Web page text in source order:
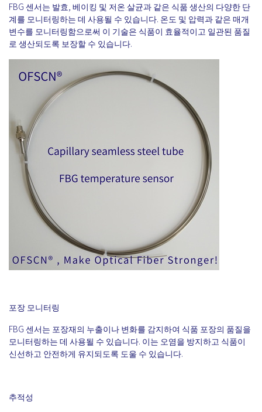
FBG 센서는 발효, 베이킹 및 저온 살균과 같은 식품 생산의 다양한 단
계를 모니터링하는 데 사용될 수 있습니다. 온도 및 압력과 같은 매개
변수를 모니터링함으로써 이 기술은 식품이 효율적이고 일관된 품질
로 생산되도록 보장할 수 있습니다.
포장 모니터링
FBG 센서는 포장재의 누출이나 변화를 감지하여 식품 포장의 품질을
모니터링하는 데 사용될 수 있습니다. 이는 오염을 방지하고 식품이
신선하고 안전하게 유지되도록 도울 수 있습니다.
추적성